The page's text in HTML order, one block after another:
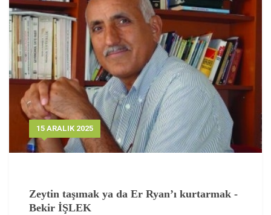
15 ARALIK 2025
Zeytin taşımak ya da Er Ryan’ı kurtarmak -
Bekir İŞLEK